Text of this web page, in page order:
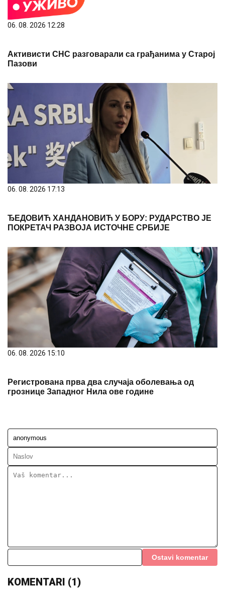
06. 08. 2026 12:28
Активисти СНС разговарали са грађанима у Старој
Пазови
06. 08. 2026 17:13
ЂЕДОВИЋ ХАНДАНОВИЋ У БОРУ: РУДАРСТВО ЈЕ
ПОКРЕТАЧ РАЗВОЈА ИСТОЧНЕ СРБИЈЕ
06. 08. 2026 15:10
Регистрована прва два случаја оболевања од
грознице Западног Нила ове године
Ostavi komentar
KOMENTARI (1)